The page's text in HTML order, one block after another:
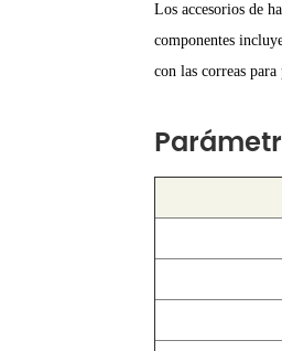
Los accesorios de
componentes
con las correas